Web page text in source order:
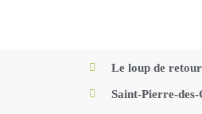
Le loup de retour
Saint-Pierre-